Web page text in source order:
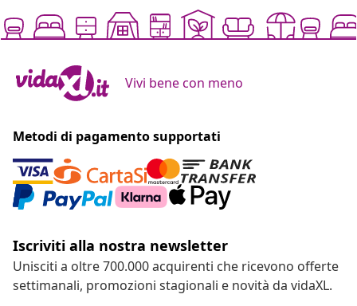
Vivi bene con meno
Metodi di pagamento supportati
Iscriviti alla nostra newsletter
Unisciti a oltre 700.000 acquirenti che ricevono offerte
settimanali, promozioni stagionali e novità da vidaXL.